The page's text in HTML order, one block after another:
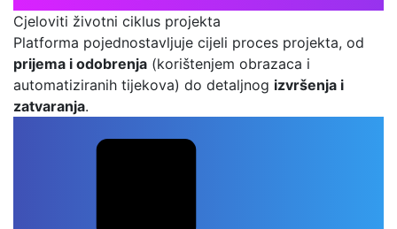
Cjeloviti životni ciklus projekta
Platforma pojednostavljuje cijeli proces projekta, od
prijema i odobrenja (korištenjem obrazaca i
automatiziranih tijekova) do detaljnog izvršenja i
zatvaranja.